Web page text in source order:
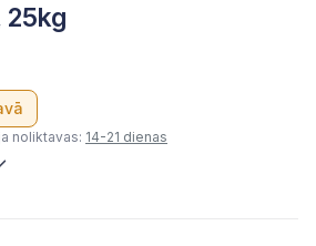
25kg
noliktavas: 14-21 dienas